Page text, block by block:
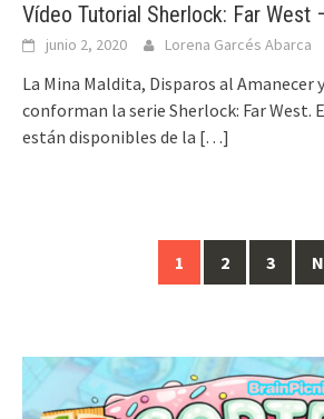
Vídeo Tutorial Sherlock: Far West
junio 2, 2020 Lorena Garcés Abarca
La Mina Maldita, Disparos al Amanecer
conforman la serie Sherlock: Far West.
están disponibles de la […]
1 2 3